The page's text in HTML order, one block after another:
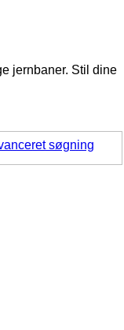
jernbaner. Stil dine
søgning